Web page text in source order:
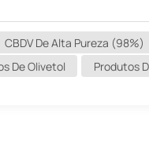
CBDV De Alta Pureza (98%)
De Olivetol
Produtos